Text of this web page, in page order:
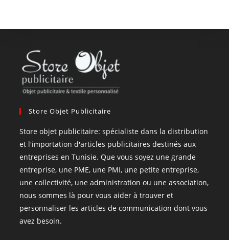
Store Objet Publicitaire
Store objet publicitaire: spécialiste dans la distribution
et l'importation d'articles publicitaires destinés aux
entreprises en Tunisie. Que vous soyez une grande
entreprise, une PME, une PMI, une petite entreprise,
une collectivité, une administration ou une association,
nous sommes là pour vous aider à trouver et
personnaliser les articles de communication dont vous
avez besoin.